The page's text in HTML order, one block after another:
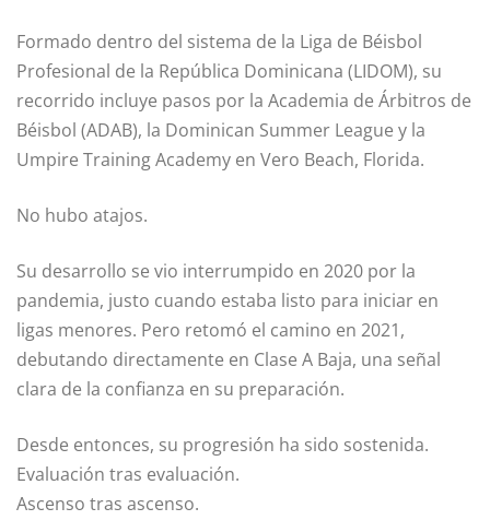
Formado dentro del sistema de la Liga de Béisbol
Profesional de la República Dominicana (LIDOM), su
recorrido incluye pasos por la Academia de Árbitros de
Béisbol (ADAB), la Dominican Summer League y la
Umpire Training Academy en Vero Beach, Florida.
No hubo atajos.
Su desarrollo se vio interrumpido en 2020 por la
pandemia, justo cuando estaba listo para iniciar en
ligas menores. Pero retomó el camino en 2021,
debutando directamente en Clase A Baja, una señal
clara de la confianza en su preparación.
Desde entonces, su progresión ha sido sostenida.
Evaluación tras evaluación.
Ascenso tras ascenso.